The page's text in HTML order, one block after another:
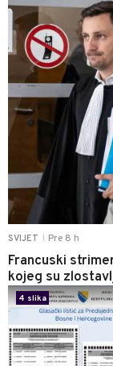
SVIJET Pre 8 h
Francuski
kojeg su
4 slika